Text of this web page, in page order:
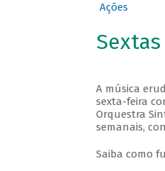
Ações
A música
sexta-feira
Orquestra
semanais,
Saiba como